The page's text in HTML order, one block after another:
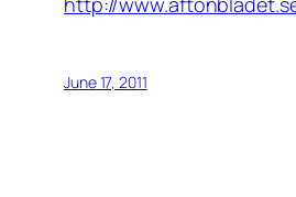
June 17, 2011